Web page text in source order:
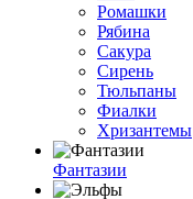
Ромашки
Рябина
Сакура
Сирень
Тюльпаны
Фиалки
Хризантемы
Фантазии